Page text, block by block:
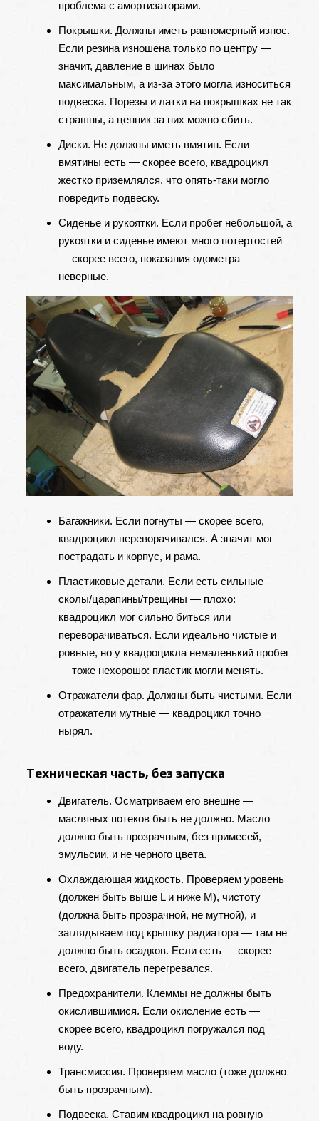
проблема с амортизаторами.
Покрышки. Должны иметь равномерный износ.
Если резина изношена только по центру —
значит, давление в шинах было
максимальным, а из-за этого могла износиться
подвеска. Порезы и латки на покрышках не так
страшны, а ценник за них можно сбить.
Диски. Не должны иметь вмятин. Если
вмятины есть — скорее всего, квадроцикл
жестко приземлялся, что опять-таки могло
повредить подвеску.
Сиденье и рукоятки. Если пробег небольшой, а
рукоятки и сиденье имеют много потертостей
— скорее всего, показания одометра
неверные.
Багажники. Если погнуты — скорее всего,
квадроцикл переворачивался. А значит мог
пострадать и корпус, и рама.
Пластиковые детали. Если есть сильные
сколы/царапины/трещины — плохо:
квадроцикл мог сильно биться или
переворачиваться. Если идеально чистые и
ровные, но у квадроцикла немаленький пробег
— тоже нехорошо: пластик могли менять.
Отражатели фар. Должны быть чистыми. Если
отражатели мутные — квадроцикл точно
нырял.
Техническая часть, без запуска
Двигатель. Осматриваем его внешне —
масляных потеков быть не должно. Масло
должно быть прозрачным, без примесей,
эмульсии, и не черного цвета.
Охлаждающая жидкость. Проверяем уровень
(должен быть выше L и ниже M), чистоту
(должна быть прозрачной, не мутной), и
заглядываем под крышку радиатора — там не
должно быть осадков. Если есть — скорее
всего, двигатель перегревался.
Предохранители. Клеммы не должны быть
окислившимися. Если окисление есть —
скорее всего, квадроцикл погружался под
воду.
Трансмиссия. Проверяем масло (тоже должно
быть прозрачным).
Подвеска. Ставим квадроцикл на ровную